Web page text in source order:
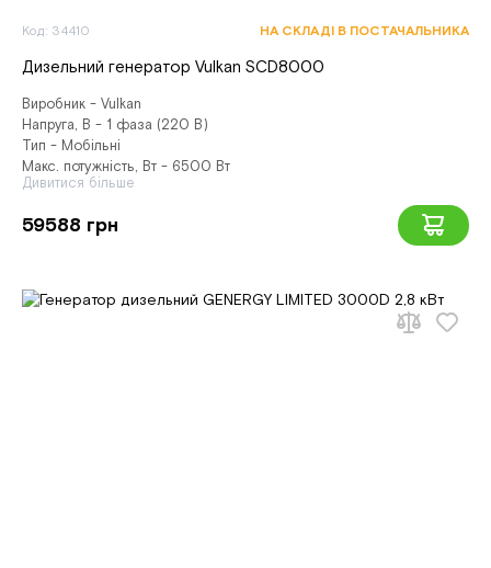
Код: 34410 НА СКЛАДІ В ПОСТАЧАЛЬНИКА
Дизельний генератор Vulkan SCD8000
Виробник - Vulkan
Напруга, В - 1 фаза (220 В)
Тип - Мобільні
Макс. потужність, Вт - 6500 Вт
Дивитися більше
59588 грн